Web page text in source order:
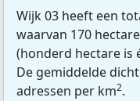
Wijk 03 heeft een
waarvan 170
(honderd hectare is
De gemiddelde
adressen per km2.